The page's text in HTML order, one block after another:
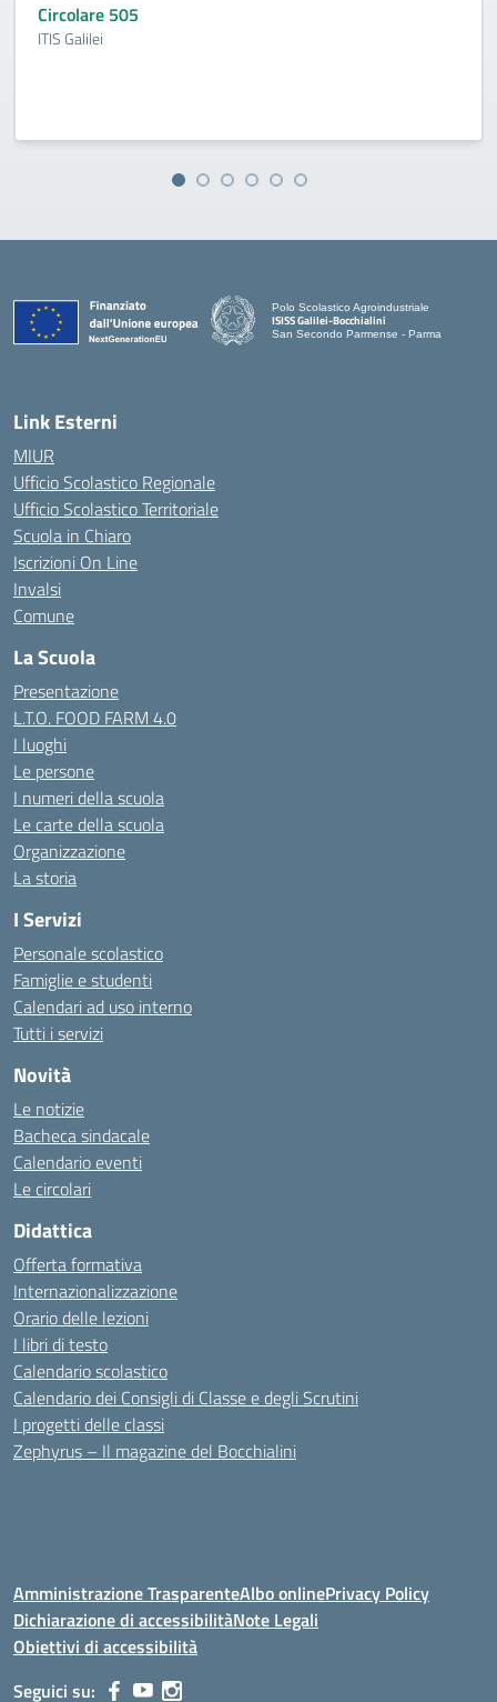
Circolare 505
ITIS Galilei
Polo Scolastico Agroindustriale
ISISS Galilei-Bocchialini
San Secondo Parmense - Parma
Link Esterni
MIUR
Ufficio Scolastico Regionale
Ufficio Scolastico Territoriale
Scuola in Chiaro
Iscrizioni On Line
Invalsi
Comune
La Scuola
Presentazione
L.T.O. FOOD FARM 4.0
I luoghi
Le persone
I numeri della scuola
Le carte della scuola
Organizzazione
La storia
I Servizi
Personale scolastico
Famiglie e studenti
Calendari ad uso interno
Tutti i servizi
Novità
Le notizie
Bacheca sindacale
Calendario eventi
Le circolari
Didattica
Offerta formativa
Internazionalizzazione
Orario delle lezioni
I libri di testo
Calendario scolastico
Calendario dei Consigli di Classe e degli Scrutini
I progetti delle classi
Zephyrus – Il magazine del Bocchialini
Amministrazione TrasparenteAlbo onlinePrivacy Policy
Dichiarazione di accessibilitàNote Legali
Obiettivi di accessibilità
Seguici su: